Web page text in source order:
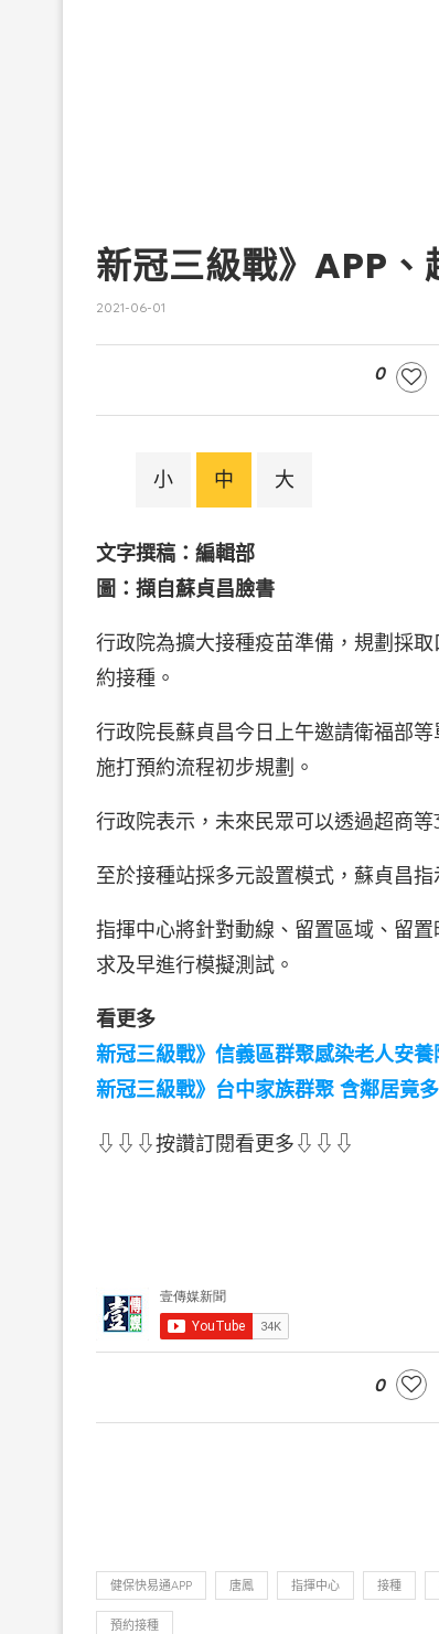
新冠三級戰》APP
2021-06-01
0
小 中 大
文字撰稿：編輯部
圖：擷自蘇貞昌臉書
行政院為擴大接種疫苗準備，規劃採
約接種。
行政院長蘇貞昌今日上午邀請衛福部
施打預約流程初步規劃。
行政院表示，未來民眾可以透過超商等
至於接種站採多元設置模式，蘇貞昌
指揮中心將針對動線、留置區域、留
求及早進行模擬測試。
看更多
新冠三級戰》信義區群聚感染老人安
新冠三級戰》台中家族群聚 含鄰居竟
⇩⇩⇩按讚訂閱看更多⇩⇩⇩
0
健保快易通APP 唐鳳 指揮中心 接種
預約接種